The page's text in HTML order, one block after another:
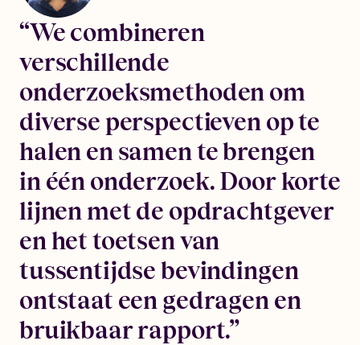
“We combineren
verschillende
onderzoeksmethoden om
diverse perspectieven op te
halen en samen te brengen
in één onderzoek. Door korte
lijnen met de opdrachtgever
en het toetsen van
tussentijdse bevindingen
ontstaat een gedragen en
bruikbaar rapport.”